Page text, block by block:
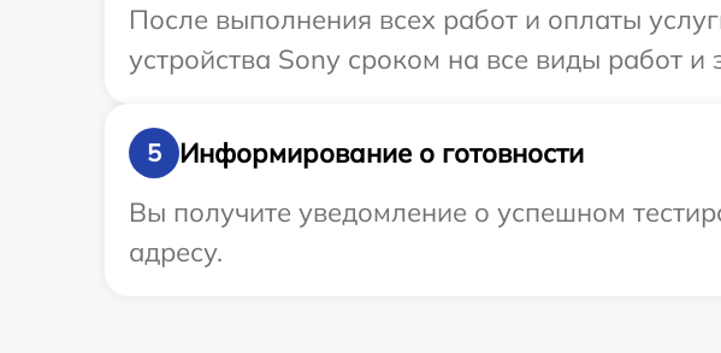
После выполнения всех работ и оплаты
устройства Sony сроком на все виды работ и
5
Информирование о готовности
Вы получите уведомление о успешном
адресу.